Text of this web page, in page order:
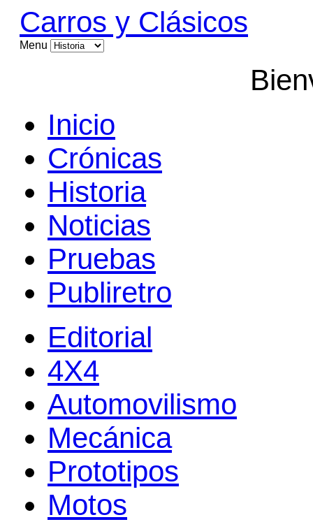
Carros y Clásicos
Menu
Inicio
Crónicas
Historia
Noticias
Pruebas
Publiretro
Editorial
4X4
Automovilismo
Mecánica
Prototipos
Motos